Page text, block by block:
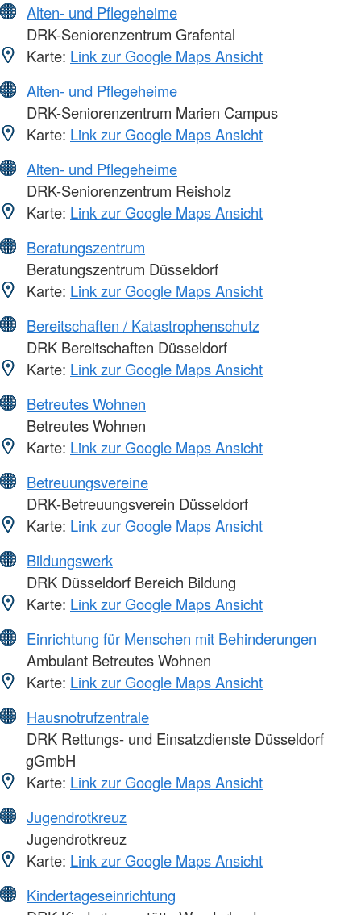
Alten- und Pflegeheime
DRK-Seniorenzentrum Grafental
Karte: Link zur Google Maps Ansicht
Alten- und Pflegeheime
DRK-Seniorenzentrum Marien Campus
Karte: Link zur Google Maps Ansicht
Alten- und Pflegeheime
DRK-Seniorenzentrum Reisholz
Karte: Link zur Google Maps Ansicht
Beratungszentrum
Beratungszentrum Düsseldorf
Karte: Link zur Google Maps Ansicht
Bereitschaften / Katastrophenschutz
DRK Bereitschaften Düsseldorf
Karte: Link zur Google Maps Ansicht
Betreutes Wohnen
Betreutes Wohnen
Karte: Link zur Google Maps Ansicht
Betreuungsvereine
DRK-Betreuungsverein Düsseldorf
Karte: Link zur Google Maps Ansicht
Bildungswerk
DRK Düsseldorf Bereich Bildung
Karte: Link zur Google Maps Ansicht
Einrichtung für Menschen mit Behinderungen
Ambulant Betreutes Wohnen
Karte: Link zur Google Maps Ansicht
Hausnotrufzentrale
DRK Rettungs- und Einsatzdienste Düsseldorf
gGmbH
Karte: Link zur Google Maps Ansicht
Jugendrotkreuz
Jugendrotkreuz
Karte: Link zur Google Maps Ansicht
Kindertageseinrichtung